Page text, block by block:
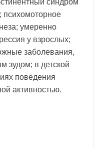
психомоторное
умеренно
у взрослых;
заболевания,
зудом; в детской
поведения
активностью.